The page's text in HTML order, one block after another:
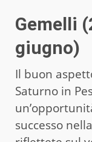
Gemelli
giugno)
Il buon
Saturno in
successo